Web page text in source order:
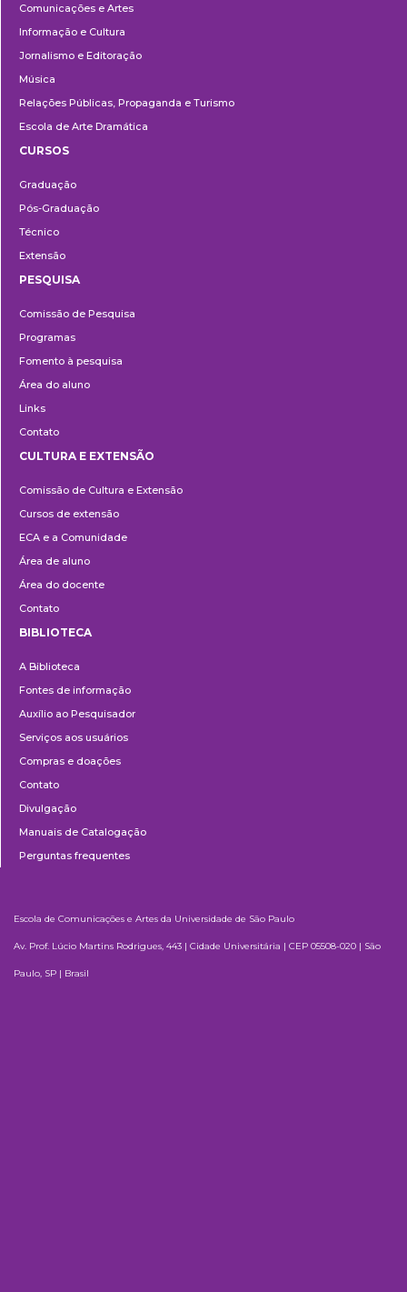
Comunicações e Artes
Informação e Cultura
Jornalismo e Editoração
Música
Relações Públicas, Propaganda e Turismo
Escola de Arte Dramática
CURSOS
Graduação
Pós-Graduação
Técnico
Extensão
PESQUISA
Comissão de Pesquisa
Programas
Fomento à pesquisa
Área do aluno
Links
Contato
e
Extensão
CULTURA E EXTENSÃO
Comissão de Cultura e Extensão
Cursos de extensão
ECA e a Comunidade
Área de aluno
Área do docente
Contato
BIBLIOTECA
A Biblioteca
Fontes de informação
Auxílio ao Pesquisador
Serviços aos usuários
Compras e doações
Contato
Divulgação
Manuais de Catalogação
Perguntas frequentes
Escola de Comunicações e Artes da Universidade de São Paulo
Av. Prof. Lúcio Martins Rodrigues, 443 | Cidade Universitária | CEP 05508-020 | São
Paulo, SP | Brasil